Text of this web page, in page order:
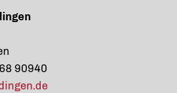
90940